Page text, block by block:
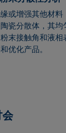
或增强其他材
瓷分散体，其
末接触角和液
优化产品。